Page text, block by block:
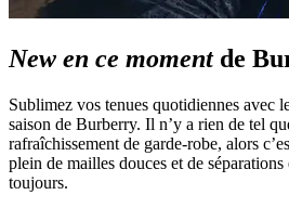
New en ce momentde
Sublimez vos tenues quotidiennes avec
saison de Burberry. Il n’y a rien de tel
rafraîchissement de garde-robe, alors
plein de mailles douces et de
toujours.